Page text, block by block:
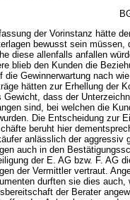
der Vorinstanz hätte
bewusst sein
diese allenfalls anfallen
blieb den Kunden die
die Gewinnerwartung nach
hätten zur Erhellung der
Gewicht, dass der
sind, bei welchen die
Die Entscheidung zur
beruht hier
anlässlich der aggressiv
auch in den
der E. AG bzw. F. AG
der Vermittler vertraut.
durften sie dies
der Berater